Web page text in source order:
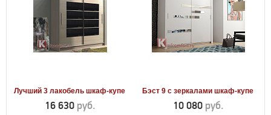
Лучший 3 лакобель шкаф-купе
16 630 руб.
Бэст 9 с зеркалами шкаф-купе
10 080 руб.